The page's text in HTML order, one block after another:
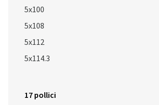
5x100
5x108
5x112
5x114.3
17 pollici